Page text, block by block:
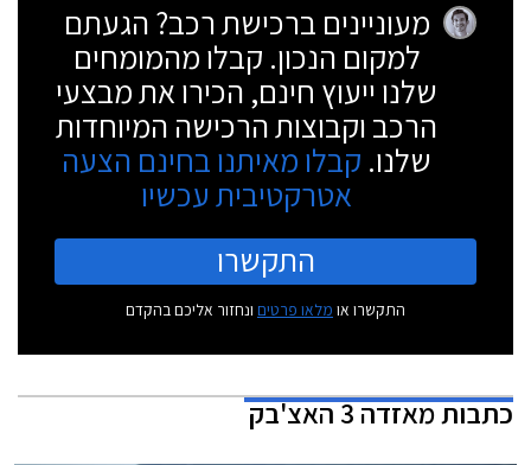
מעוניינים ברכישת רכב? הגעתם
למקום הנכון. קבלו מהמומחים
שלנו ייעוץ חינם, הכירו את מבצעי
הרכב וקבוצות הרכישה המיוחדות
שלנו. קבלו מאיתנו בחינם הצעה
אטרקטיבית עכשיו
התקשרו
התקשרו או מלאו פרטים ונחזור אליכם בהקדם
כתבותמאזדה 3 האצ'בק